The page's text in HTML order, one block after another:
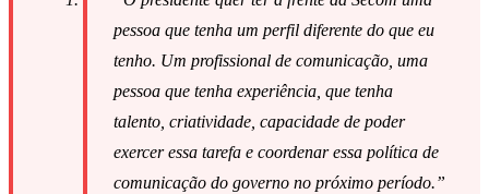
pessoa que tenha um perfil diferente do que eu
tenho. Um profissional de comunicação, uma
pessoa que tenha experiência, que tenha
talento, criatividade, capacidade de poder
exercer essa tarefa e coordenar essa política de
comunicação do governo no próximo período.”